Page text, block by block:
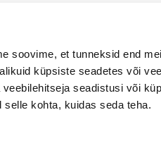
soovime, et tunneksid end
küpsiste seadetes või
seadistusi või
kohta, kuidas seda teha.